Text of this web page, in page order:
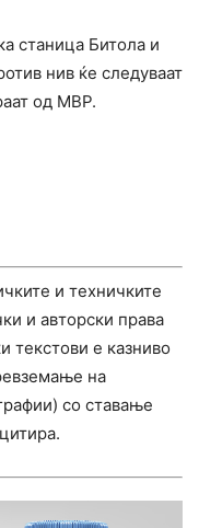
станица Битола и
нив ќе следуваат
од МВР.
и техничките
и авторски права
текстови е казниво
на
со ставање